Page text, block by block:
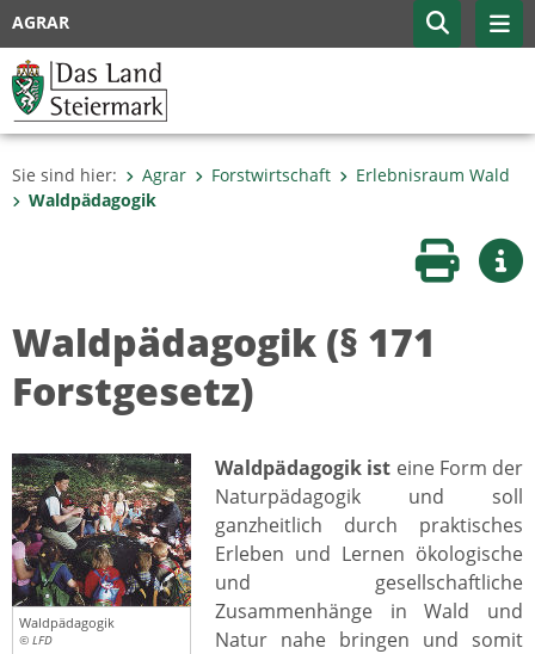
AGRAR
Sie sind hier: Agrar Forstwirtschaft
Erlebnisraum Wald
Waldpädagogik
Seite
Waldpädagogik (§ 171
Forstgesetz)
Waldpädagogik
© LFD
Waldpädagogik ist eine Form der
Naturpädagogik und soll
ganzheitlich durch praktisches
Erleben und Lernen ökologische
und gesellschaftliche
Zusammenhänge in Wald und
Natur nahe bringen und somit